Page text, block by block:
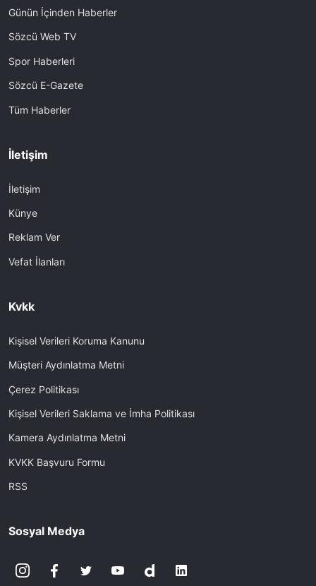
Günün İçinden Haberler
Sözcü Web TV
Spor Haberleri
Sözcü E-Gazete
Tüm Haberler
İletişim
İletişim
Künye
Reklam Ver
Vefat İlanları
Kvkk
Kişisel Verileri Koruma Kanunu
Müşteri Aydınlatma Metni
Çerez Politikası
Kişisel Verileri Saklama ve İmha Politikası
Kamera Aydınlatma Metni
KVKK Başvuru Formu
RSS
Sosyal Medya